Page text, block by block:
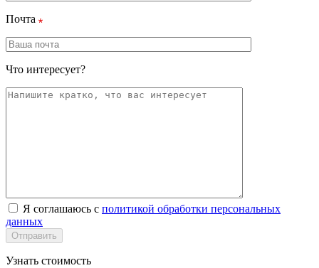
Почта
Что интересует?
Я соглашаюсь с политикой обработки персональных
данных
Отправить
Узнать стоимость